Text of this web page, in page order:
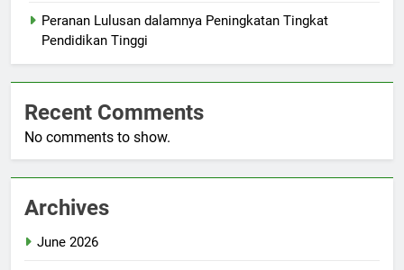
Peranan Lulusan dalamnya Peningkatan Tingkat
Pendidikan Tinggi
Recent Comments
No comments to show.
Archives
June 2026